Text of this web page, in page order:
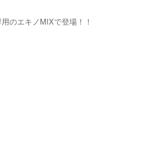
のエキノMIXで登場！！